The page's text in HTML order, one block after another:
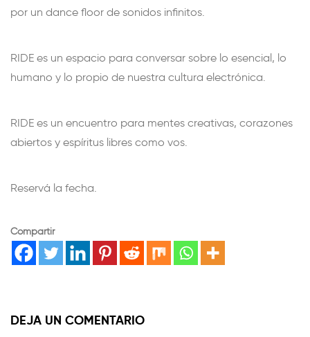
por un dance floor de sonidos infinitos.
RIDE es un espacio para conversar sobre lo esencial, lo
humano y lo propio de nuestra cultura electrónica.
RIDE es un encuentro para mentes creativas, corazones
abiertos y espíritus libres como vos.
Reservá la fecha.
Compartir
DEJA UN COMENTARIO